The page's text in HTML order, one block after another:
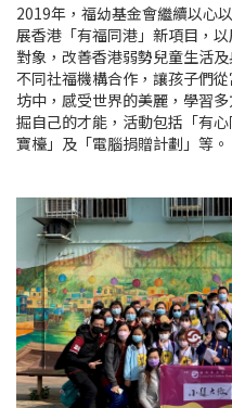
2019年，福幼基金會繼續以心
展香港「有福同港」新項目，
對象，改善香港弱勢兒童生活
不同社福機構合作，讓孩子們
坊中，感受世界的美麗，學習
掘自己的才能，活動包括「有
寶檯」及「電腦捐贈計劃」等。